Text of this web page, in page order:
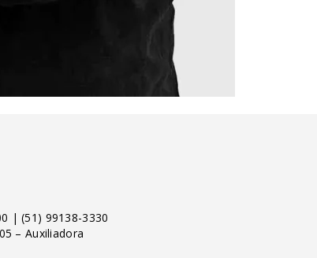
|(51) 99138-3330
– Auxiliadora